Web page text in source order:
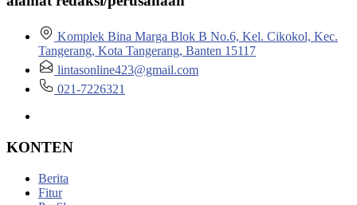
Komplek Bina Marga Blok B No.6, Kel. Cikokol, Kec.
Tangerang, Kota Tangerang, Banten 15117
lintasonline423@gmail.com
021-7226321
KONTEN
Berita
Fitur